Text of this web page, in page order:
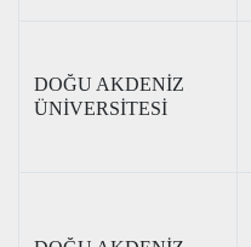
DOĞU AKDENİZ
ÜNİVERSİTESİ